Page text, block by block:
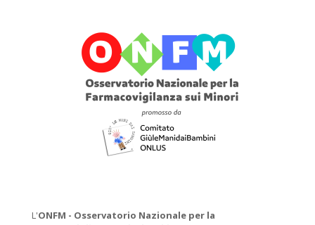
L'ONFM - Osservatorio Nazionale per la